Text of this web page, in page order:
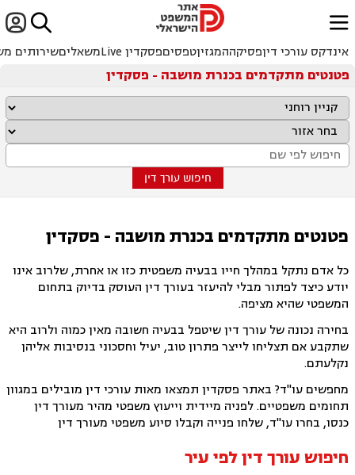

ﱐ
אינדקס עורכי דיןפסיקההמגזיןטפסיםפסקדין Live משאליםשירותים
פטנטים מתקדמים בכנרת מושבה - פסקדין
חיפוש עורך דין
פטנטים מתקדמים בכנרת מושבה - פסקדין
כל אדם נתקל במהלך חייו בבעיה משפטית כזו או אחרת, שלרוב אינו
יודע כיצד לפתור מבלי להיעזר בעורך דין העוסק בדיוק בתחום
המשפטי שהיא מציפה.
בחירה נכונה של עורך דין שיטפל בבעיה חשובה מאין כמוה ולרוב היא
שתקבע אם תצליחו לייצר פתרון טוב, יעיל וחסכוני בנסיבות אליהן
נקלעתם.
מחפשים עו"ד? באתר פסקדין תמצאו מאות עורכי דין מובילים במגוון
תחומים משפטיים. לפניה מיידית וייעוץ משפטי מהיר מעורך דין
כנסו, בחרו עו"ד, שלחו פנייה וקבלו סיוע משפטי מעורך דין
חיפוש עורך דין לפי עיר